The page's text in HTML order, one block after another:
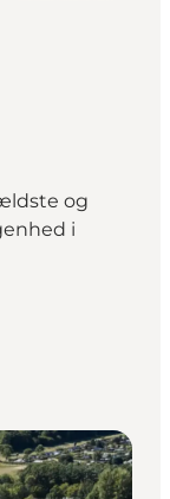
og
i